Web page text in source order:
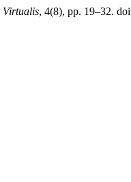
Virtualis, 4(8), pp. 19–32.